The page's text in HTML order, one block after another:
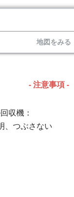
地図をみる
- 注意事項 -
収機：
、つぶさない